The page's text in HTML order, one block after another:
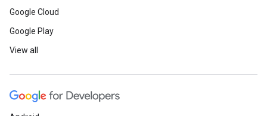
Google Cloud
Google Play
View all